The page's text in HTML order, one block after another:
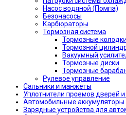
Насос водяной (Помпа)
Безонасосы
Карбюраторы
Тормозная система
Тормозные колодки
Тормозной
Вакуумный
Тормозные диски
Тормозные
Рулевое управление
Сальники и манжеты
Уплотнители проемов дверей
Автомобильные аккумуляторы
Зарядные устройства для